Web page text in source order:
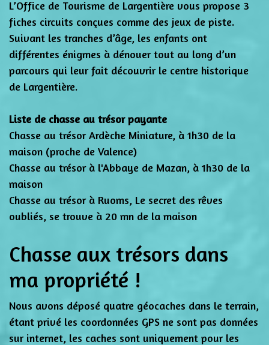
L’Office de Tourisme de Largentière vous propose 3
fiches circuits conçues comme des jeux de piste.
Suivant les tranches d’âge, les enfants ont
différentes énigmes à dénouer tout au long d’un
parcours qui leur fait découvrir le centre historique
de Largentière.
Liste de chasse au trésor payante
Chasse au trésor Ardèche Miniature, à 1h30 de la
maison (proche de Valence)
Chasse au trésor à l'Abbaye de Mazan, à 1h30 de la
maison
Chasse au trésor à Ruoms, Le secret des rêves
oubliés, se trouve à 20 mn de la maison
Chasse aux trésors dans
ma propriété !
Nous avons déposé quatre géocaches dans le terrain,
étant privé les coordonnées GPS ne sont pas données
sur internet, les caches sont uniquement pour les